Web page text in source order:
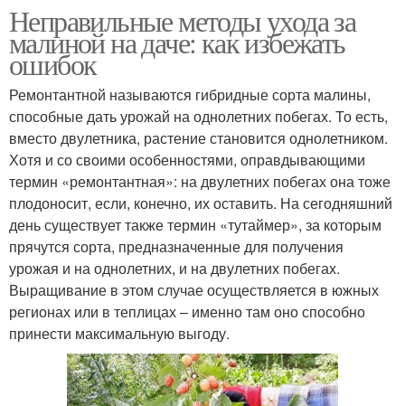
Неправильные методы ухода за
малиной на даче: как избежать
ошибок
Ремонтантной называются гибридные сорта малины,
способные дать урожай на однолетних побегах. То есть,
вместо двулетника, растение становится однолетником.
Хотя и со своими особенностями, оправдывающими
термин «ремонтантная»: на двулетних побегах она тоже
плодоносит, если, конечно, их оставить. На сегодняшний
день существует также термин «тутаймер», за которым
прячутся сорта, предназначенные для получения
урожая и на однолетних, и на двулетних побегах.
Выращивание в этом случае осуществляется в южных
регионах или в теплицах – именно там оно способно
принести максимальную выгоду.